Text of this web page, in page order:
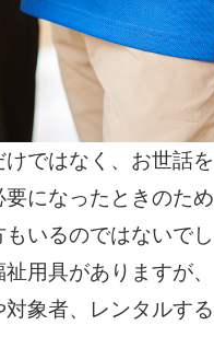
ではなく、お世話を
になったときのため
いるのではないでし
用具がありますが、
象者、レンタルする